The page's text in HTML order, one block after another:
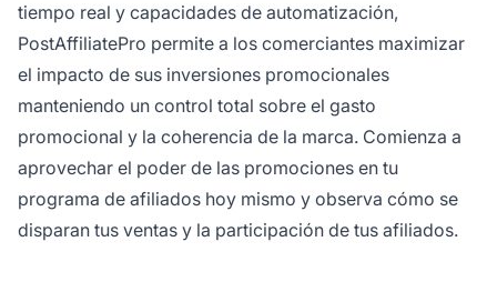
tiempo real y capacidades de automatización,
PostAffiliatePro permite a los comerciantes maximizar
el impacto de sus inversiones promocionales
manteniendo un control total sobre el gasto
promocional y la coherencia de la marca. Comienza a
aprovechar el poder de las promociones en tu
programa de afiliados hoy mismo y observa cómo se
disparan tus ventas y la participación de tus afiliados.